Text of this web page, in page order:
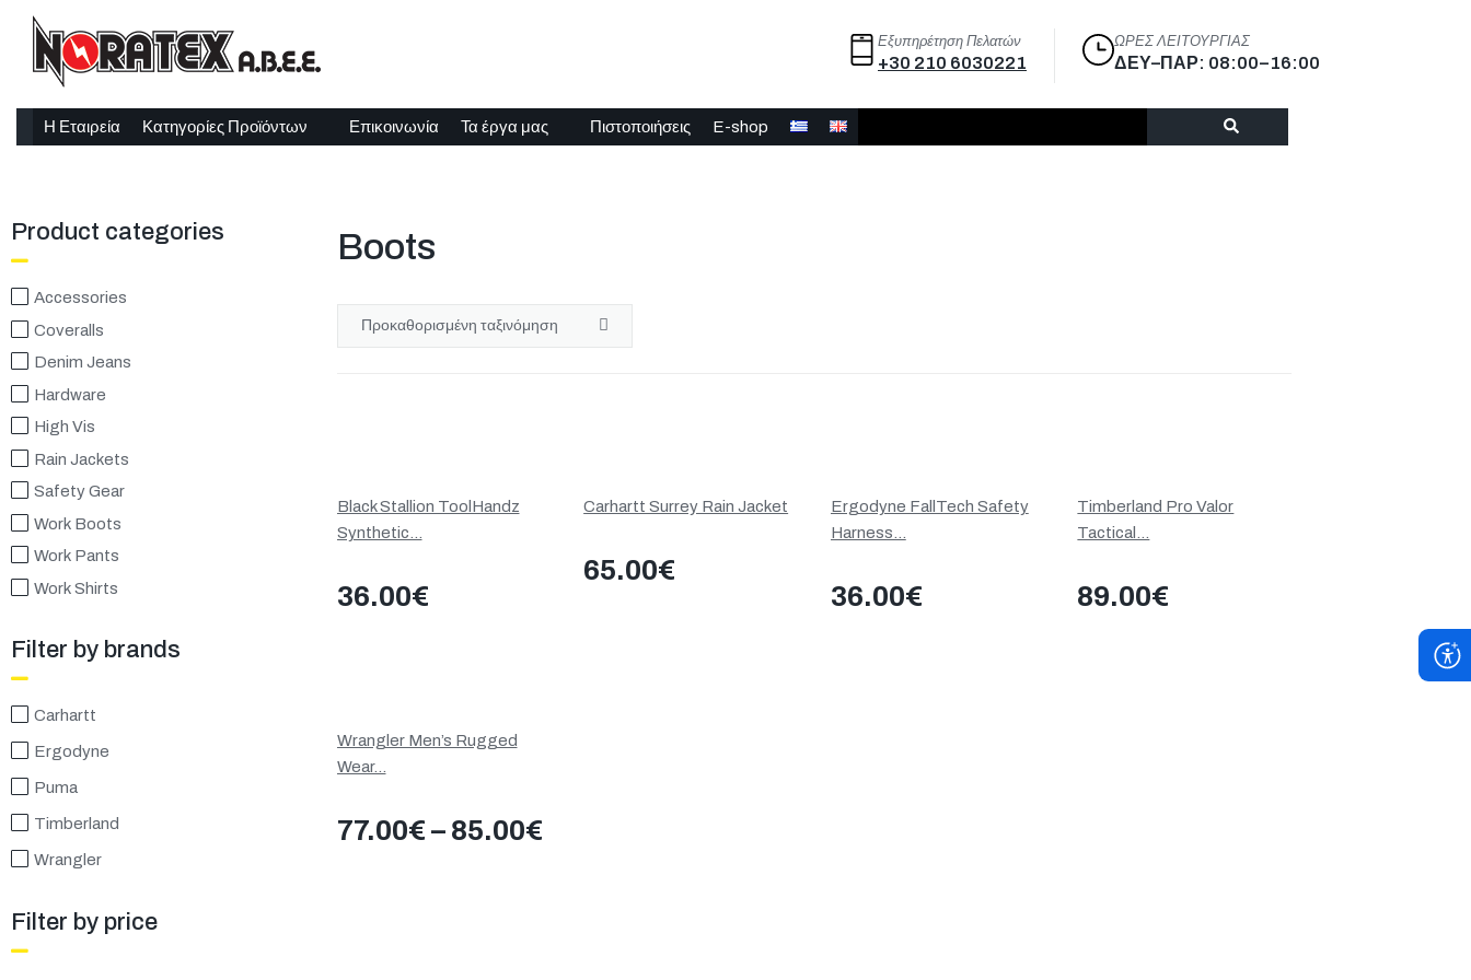
Εξυπηρέτηση Πελατών
+30 210 6030221
ΩΡΕΣ ΛΕΙΤΟΥΡΓΙΑΣ
ΔΕΥ–ΠΑΡ: 08:00–16:00
Η Εταιρεία Κατηγορίες Προϊόντων Επικοινωνία Τα έργα μας Πιστοποιήσεις E-shop
Product categories
Accessories
Coveralls
Denim Jeans
Hardware
High Vis
Rain Jackets
Safety Gear
Work Boots
Work Pants
Work Shirts
Filter by brands
Carhartt
Ergodyne
Puma
Timberland
Wrangler
Filter by price
Boots
Black Stallion ToolHandz
Synthetic...
36.00€
Carhartt Surrey Rain Jacket
65.00€
Ergodyne FallTech Safety
Harness...
36.00€
Timberland Pro Valor
Tactical...
89.00€
Wrangler Men’s Rugged
Wear...
77.00€ – 85.00€